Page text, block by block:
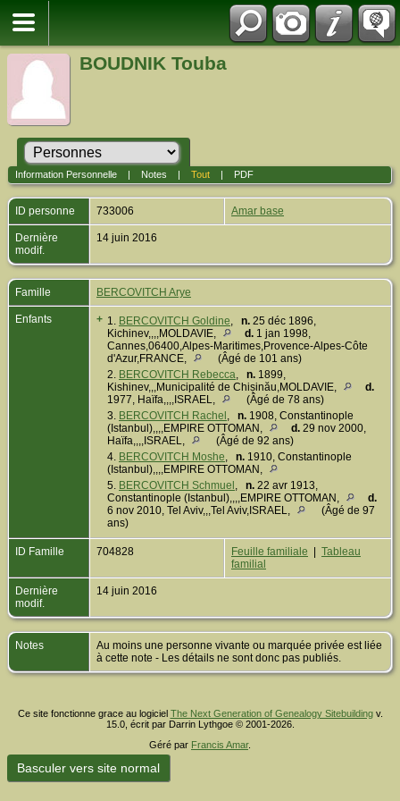
BOUDNIK Touba
Information Personnelle| Notes Tout| PDF
ID personne 733006 Amar base
Dernière
modif.
14 juin 2016
Famille BERCOVITCH Arye
Enfants + 1. BERCOVITCH Goldine, n. 25 déc 1896,
Kichinev,,,,MOLDAVIE,
d. 1 jan 1998,
Cannes,06400,Alpes-Maritimes,Provence-Alpes-Côte
d'Azur,FRANCE,
(Âgé de 101 ans)
2. BERCOVITCH Rebecca, n. 1899,
Kishinev,,,Municipalité de Chișinău,MOLDAVIE,
d.
1977, Haïfa,,,,ISRAEL,
(Âgé de 78 ans)
3. BERCOVITCH Rachel , n. 1908, Constantinople
(Istanbul),,,,EMPIRE OTTOMAN,
d. 29 nov 2000,
Haïfa,,,,ISRAEL,
(Âgé de 92 ans)
4. BERCOVITCH Moshe, n. 1910, Constantinople
(Istanbul),,,,EMPIRE OTTOMAN,
5. BERCOVITCH Schmuel , n. 22 avr 1913,
Constantinople (Istanbul),,,,EMPIRE OTTOMAN,
d.
6 nov 2010, Tel Aviv,,,Tel Aviv,ISRAEL,
(Âgé de 97
ans)
ID Famille 704828 Feuille familiale
Tableau
familial
Dernière
modif.
14 juin 2016
Notes
Au moins une personne vivante ou marquée privée est liée
à cette note - Les détails ne sont donc pas publiés.
Ce site fonctionne grace au logiciel The Next Generation of Genealogy Sitebuildingv.
15.0, écrit par Darrin Lythgoe © 2001-2026.
Géré par Francis Amar.
Basculer vers site normal